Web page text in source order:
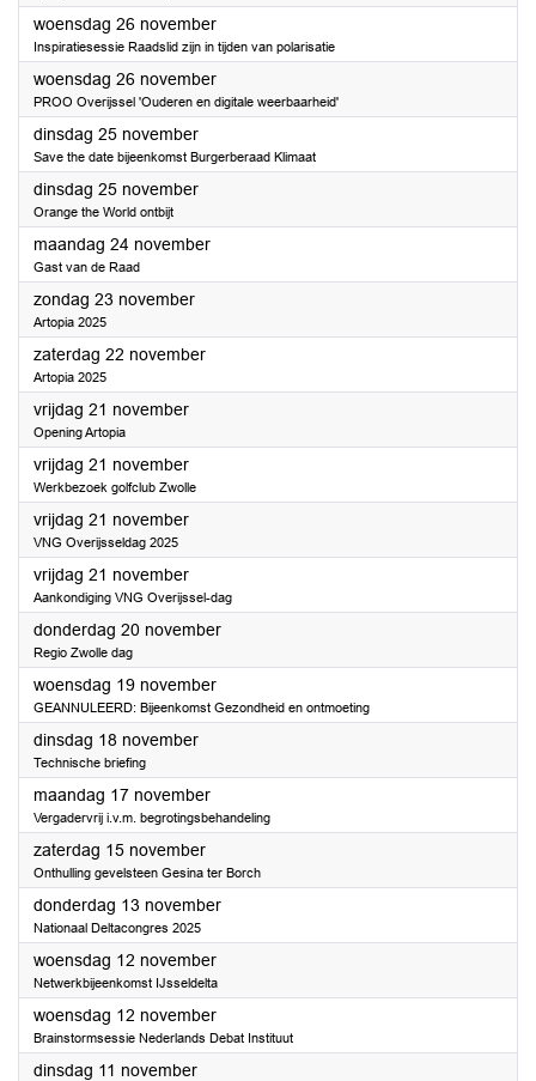
woensdag 26 november2025
Inspiratiesessie Raadslid zijn in tijden van polarisatie
woensdag 26 november2025
PROO Overijssel 'Ouderen en digitale weerbaarheid'
dinsdag 25 november2025
Save the date bijeenkomst Burgerberaad Klimaat
dinsdag 25 november2025
Orange the World ontbijt
maandag 24 november2025
Gast van de Raad
zondag 23 november2025
Artopia 2025
zaterdag 22 november2025
Artopia 2025
vrijdag 21 november2025
Opening Artopia
vrijdag 21 november2025
Werkbezoek golfclub Zwolle
vrijdag 21 november2025
VNG Overijsseldag 2025
vrijdag 21 november2025
Aankondiging VNG Overijssel-dag
donderdag 20 november2025
Regio Zwolle dag
woensdag 19 november2025
GEANNULEERD: Bijeenkomst Gezondheid en ontmoeting
dinsdag 18 november2025
Technische briefing
maandag 17 november2025
Vergadervrij i.v.m. begrotingsbehandeling
zaterdag 15 november2025
Onthulling gevelsteen Gesina ter Borch
donderdag 13 november2025
Nationaal Deltacongres 2025
woensdag 12 november2025
Netwerkbijeenkomst IJsseldelta
woensdag 12 november2025
Brainstormsessie Nederlands Debat Instituut
dinsdag 11 november2025